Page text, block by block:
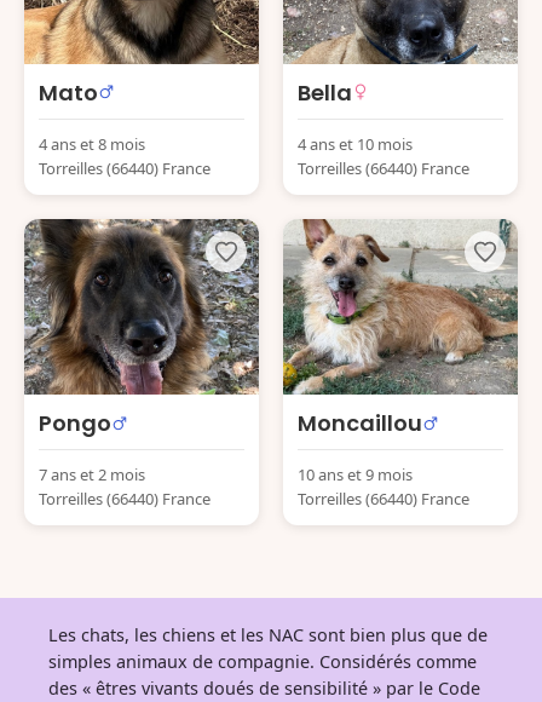
Mato
4 ans et 8 mois
Torreilles (66440) France
Bella
4 ans et 10 mois
Torreilles (66440) France
Pongo
7 ans et 2 mois
Torreilles (66440) France
Moncaillou
10 ans et 9 mois
Torreilles (66440) France
Les chats, les chiens et les NAC sont bien plus que de
simples animaux de compagnie. Considérés comme
des « êtres vivants doués de sensibilité » par le Code